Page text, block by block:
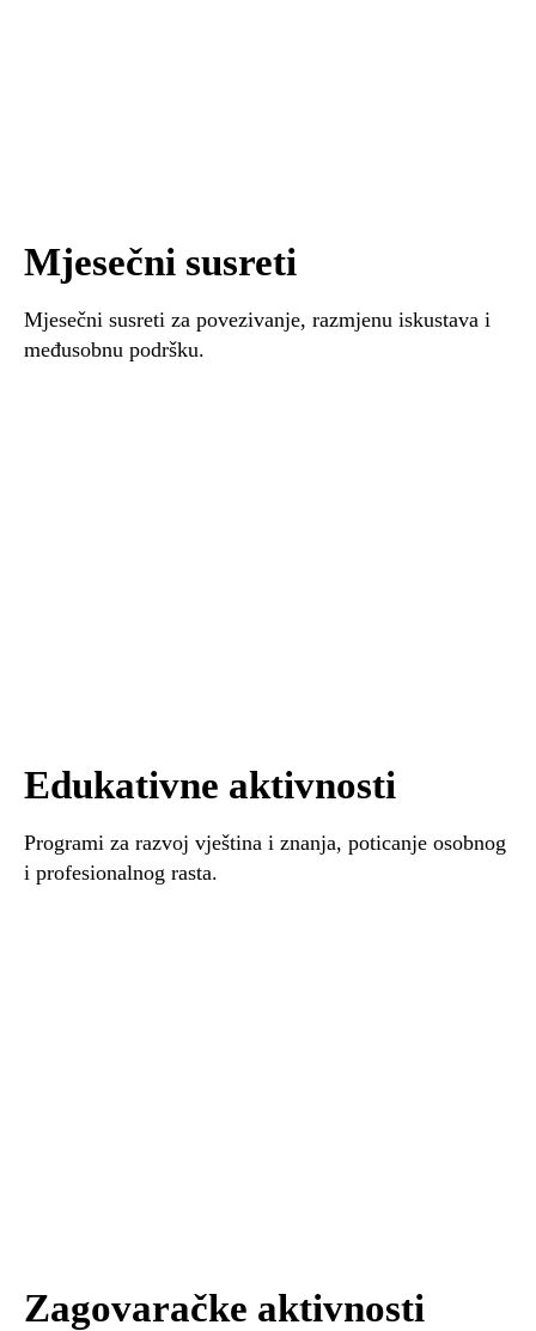
Mjesečni susreti
Mjesečni susreti za povezivanje, razmjenu iskustava i
međusobnu podršku.
Edukativne aktivnosti
Programi za razvoj vještina i znanja, poticanje osobnog
i profesionalnog rasta.
Zagovaračke aktivnosti